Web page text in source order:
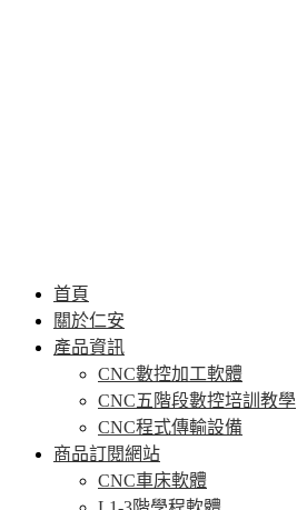
首頁
關於仁安
產品資訊
CNC數控加工軟體
CNC五階段數控培訓教學
CNC程式傳輸設備
商品訂閱網站
CNC車床軟體